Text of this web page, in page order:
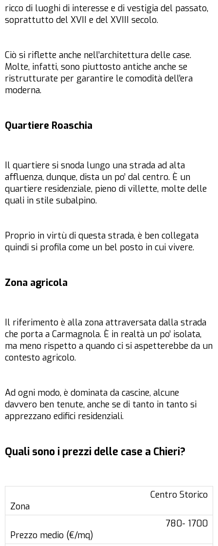
ricco di luoghi di interesse e di vestigia del passato,
soprattutto del XVII e del XVIII secolo.
Ciò si riflette anche nell’architettura delle case.
Molte, infatti, sono piuttosto antiche anche se
ristrutturate per garantire le comodità dell’era
moderna.
Quartiere Roaschia
Il quartiere si snoda lungo una strada ad alta
affluenza, dunque, dista un po’ dal centro. È un
quartiere residenziale, pieno di villette, molte delle
quali in stile subalpino.
Proprio in virtù di questa strada, è ben collegata
quindi si profila come un bel posto in cui vivere.
Zona agricola
Il riferimento è alla zona attraversata dalla strada
che porta a Carmagnola. È in realtà un po’ isolata,
ma meno rispetto a quando ci si aspetterebbe da un
contesto agricolo.
Ad ogni modo, è dominata da cascine, alcune
davvero ben tenute, anche se di tanto in tanto si
apprezzano edifici residenziali.
Quali sono i prezzi delle case a Chieri?
Centro Storico
780- 1700